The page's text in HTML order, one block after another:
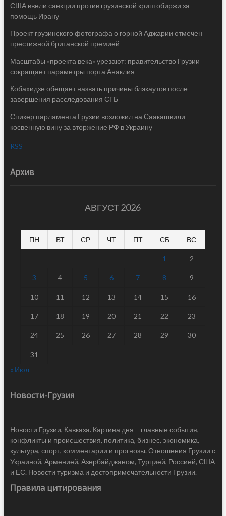
США ввели санкции против грузинской криптобиржи за
помощь Ирану
Проект грузинского фотографа о горной Аджарии отмечен
престижной британской премией
Масштабы «проекта века» урезают: правительство Грузии
сокращает параметры порта Анаклия
Кобахидзе обещает назвать причины блэкаутов после
завершения расследования СГБ
Спикер парламента Грузии возложил на Саакашвили
косвенную вину за вторжение РФ в Украину
RSS
Архив
АВГУСТ 2026
ПН ВТ СР ЧТ ПТ СБ ВС
1 2
3 4 5 6 7 8 9
10 11 12 13 14 15 16
17 18 19 20 21 22 23
24 25 26 27 28 29 30
31
« Июл
Новости-Грузия
Новости Грузии, Кавказа. Картина дня – главные события,
конфликты и происшествия, политика, бизнес, экономика,
культура, спорт, комментарии и прогнозы. Отношения Грузии с
Украиной, Арменией, Азербайджаном, Турцией, Россией, США
и ЕС. Новости туризма и достопримечательности Грузии.
Правила цитирования